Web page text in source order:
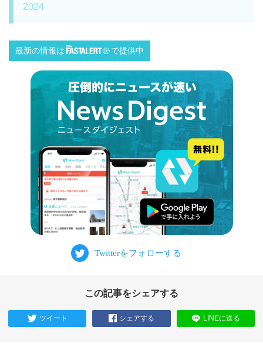
2024
最新の情報は で提供中
この記事をシェアする
ツイート シェアする LINEに送る